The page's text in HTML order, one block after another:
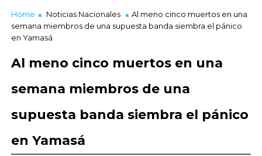
Home Noticias Nacionales
Al meno cinco muertos en una
semana miembros de una supuesta banda siembra el pánico
en Yamasá
Al meno cinco muertos en una
semana miembros de una
supuesta banda siembra el pánico
en Yamasá